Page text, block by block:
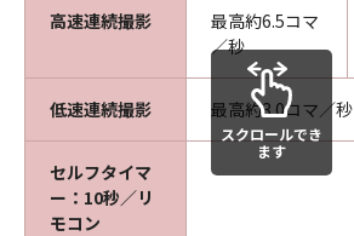
高速連続撮影
最高約6.5コマ
／秒
低速連続撮影 最高約3.0コマ／秒
セルフタイマ
ー：10秒／リ
モコン
スクロールでき
ます